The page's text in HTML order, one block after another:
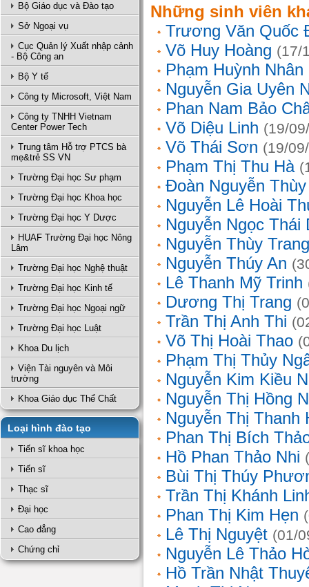
Bộ Giáo dục và Đào tạo
Sở Ngoại vụ
Cục Quản lý Xuất nhập cảnh
- Bộ Công an
Bộ Y tế
Công ty Microsoft, Việt Nam
Công ty TNHH Vietnam
Center Power Tech
Trung tâm Hỗ trợ PTCS bà
mẹ&trẻ SS VN
Trường Đại học Sư phạm
Trường Đại học Khoa học
Trường Đại học Y Dược
HUAF Trường Đại học Nông
Lâm
Trường Đại học Nghệ thuật
Trường Đại học Kinh tế
Trường Đại học Ngoại ngữ
Trường Đại học Luật
Khoa Du lịch
Viện Tài nguyên và Môi
trường
Khoa Giáo dục Thể Chất
Loại hình đào tạo
Tiến sĩ khoa học
Tiến sĩ
Thạc sĩ
Đại học
Cao đẳng
Chứng chỉ
Những sinh viên
Trương Văn Quốc
Võ Huy Hoàng (17/
Phạm Huỳnh Nhân
Nguyễn Gia Uyên
Phan Nam Bảo
Võ Diệu Linh (19/
Võ Thái Sơn (19/
Phạm Thị Thu Hà
Đoàn Nguyễn
Nguyễn Lê Hoài
Nguyễn Ngọc Thái
Nguyễn Thùy Trang
Nguyễn Thúy An
Lê Thanh Mỹ Trinh
Dương Thị Trang
Trần Thị Anh Thi
Võ Thị Hoài Thao
Phạm Thị Thủy
Nguyễn Kim Kiều
Nguyễn Thị Hồng
Nguyễn Thị Thanh
Phan Thị Bích
Hồ Phan Thảo Nhi
Bùi Thị Thúy
Trần Thị Khánh
Phan Thị Kim Hẹn
Lê Thị Nguyệt (01/
Nguyễn Lê Thảo
Hồ Trần Nhật